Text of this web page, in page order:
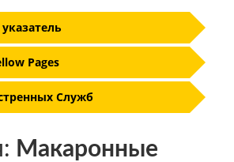
Макаронные
Pages
Служб